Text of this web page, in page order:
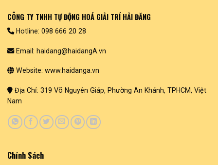
CÔNG TY TNHH TỰ ĐỘNG HOÁ GIẢI TRÍ HẢI ĐĂNG
Hotline: 098 666 20 28
Email: haidang@haidangA.vn
Website: www.haidanga.vn
Địa Chỉ: 319 Võ Nguyên Giáp, Phường An Khánh, TPHCM, Việt
Nam
Chính Sách